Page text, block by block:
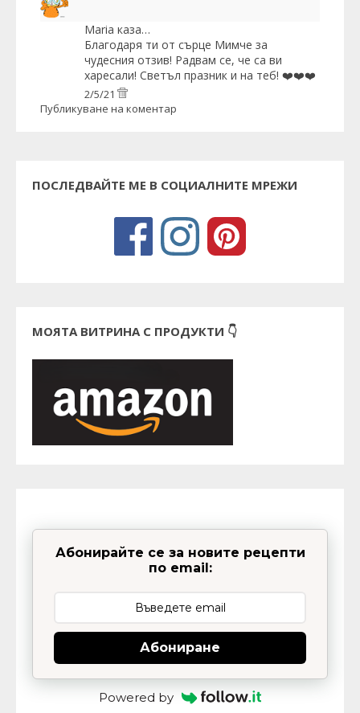
Maria каза…
Благодаря ти от сърце Мимче за
чудесния отзив! Радвам се, че са ви
харесали! Светъл празник и на теб! ❤️❤️❤️
2/5/21
Публикуване на коментар
ПОСЛЕДВАЙТЕ МЕ В СОЦИАЛНИТЕ МРЕЖИ
МОЯТА ВИТРИНА С ПРОДУКТИ 👇
Абонирайте се за новите рецепти
по email:
Абониране
Powered by